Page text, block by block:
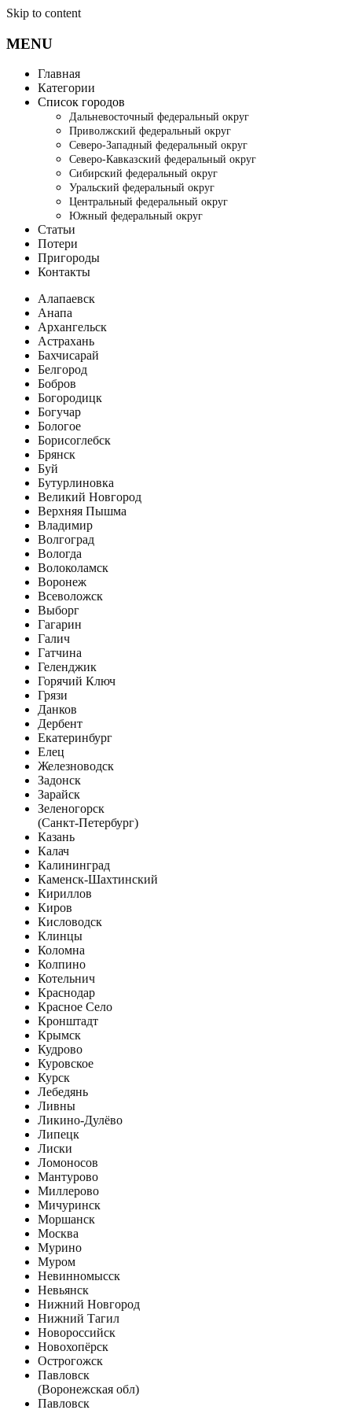
Skip to content
MENU
Главная
Категории
Список городов
Дальневосточный федеральный округ
Приволжский федеральный округ
Северо-Западный федеральный округ
Северо-Кавказский федеральный округ
Сибирский федеральный округ
Уральский федеральный округ
Центральный федеральный округ
Южный федеральный округ
Статьи
Потери
Пригороды
Контакты
Алапаевск
Анапа
Архангельск
Астрахань
Бахчисарай
Белгород
Бобров
Богородицк
Богучар
Бологое
Борисоглебск
Брянск
Буй
Бутурлиновка
Великий Новгород
Верхняя Пышма
Владимир
Волгоград
Вологда
Волоколамск
Воронеж
Всеволожск
Выборг
Гагарин
Галич
Гатчина
Геленджик
Горячий Ключ
Грязи
Данков
Дербент
Екатеринбург
Елец
Железноводск
Задонск
Зарайск
Зеленогорск
(Санкт-Петербург)
Казань
Калач
Калининград
Каменск-Шахтинский
Кириллов
Киров
Кисловодск
Клинцы
Коломна
Колпино
Котельнич
Краснодар
Красное Село
Кронштадт
Крымск
Кудрово
Куровское
Курск
Лебедянь
Ливны
Ликино-Дулёво
Липецк
Лиски
Ломоносов
Мантурово
Миллерово
Мичуринск
Моршанск
Москва
Мурино
Муром
Невинномысск
Невьянск
Нижний Новгород
Нижний Тагил
Новороссийск
Новохопёрск
Острогожск
Павловск
(Воронежская обл)
Павловск